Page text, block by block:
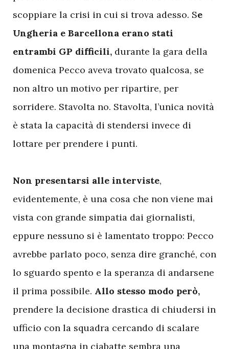
scoppiare la crisi in cui si trova adesso. Se
Ungheria e Barcellona erano stati
entrambi GP difficili, durante la gara della
domenica Pecco aveva trovato qualcosa, se
non altro un motivo per ripartire, per
sorridere. Stavolta no. Stavolta, l’unica novità
è stata la capacità di stendersi invece di
lottare per prendere i punti.
Non presentarsi alle interviste,
evidentemente, è una cosa che non viene mai
vista con grande simpatia dai giornalisti,
eppure nessuno si è lamentato troppo: Pecco
avrebbe parlato poco, senza dire granché, con
lo sguardo spento e la speranza di andarsene
il prima possibile. Allo stesso modo però,
prendere la decisione drastica di chiudersi in
ufficio con la squadra cercando di scalare
una montagna in ciabatte sembra una